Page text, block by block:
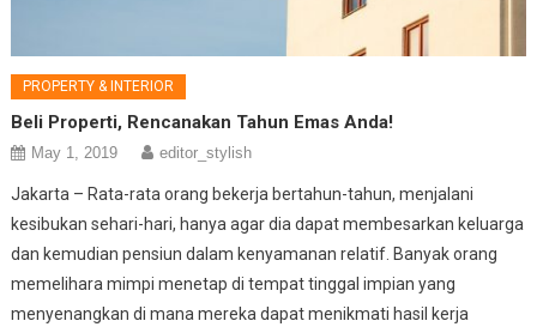
PROPERTY & INTERIOR
Beli Properti, Rencanakan Tahun Emas Anda!
May 1, 2019 editor_stylish
Jakarta – Rata-rata orang bekerja bertahun-tahun, menjalani
kesibukan sehari-hari, hanya agar dia dapat membesarkan keluarga
dan kemudian pensiun dalam kenyamanan relatif. Banyak orang
memelihara mimpi menetap di tempat tinggal impian yang
menyenangkan di mana mereka dapat menikmati hasil kerja